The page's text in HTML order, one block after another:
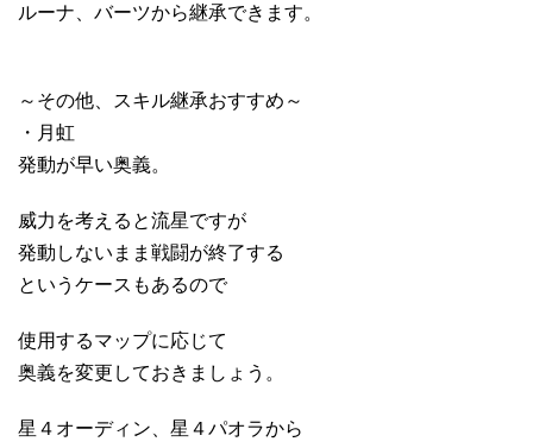
ルーナ、バーツから継承できます。
～その他、スキル継承おすすめ～
・月虹
発動が早い奥義。
威力を考えると流星ですが
発動しないまま戦闘が終了する
というケースもあるので
使用するマップに応じて
奥義を変更しておきましょう。
星４オーディン、星４パオラから